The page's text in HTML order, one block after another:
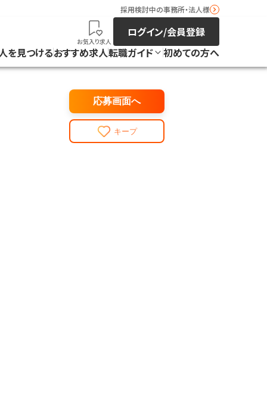
採用検討中の事務所・法人様
お気入り求人
ログイン/会員登録
を見つけるおすすめ求人転職ガイド 初めての方へ
キープ
応募画面へ